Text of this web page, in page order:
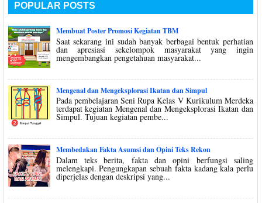
POPULAR POSTS
Membuat Poster Promosi Kegiatan TBM
Saat sekarang ini sudah banyak berbagai bentuk perhatian
dan apresiasi sekelompok masyarakat yang ingin
mengembangkan pengetahuan masyarakat...
Mengenal dan Mengeksplorasi Ikatan dan Simpul
Pada pembelajaran Seni Rupa Kelas V Kurikulum Merdeka
terdapat kegiatan Mengenal dan Mengeksplorasi Ikatan dan
Simpul. Tujuan kegiatan pembe...
Membedakan Fakta Asumsi dan Opini Teks Rekon
Dalam teks berita, fakta dan opini berfungsi saling
melengkapi. Pengungkapan sebuah fakta kadang kala perlu
diperjelas dengan deskripsi yang...